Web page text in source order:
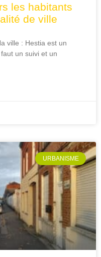
les habitants
de ville
ville : Hestia est un
un suivi et un
URBANISME